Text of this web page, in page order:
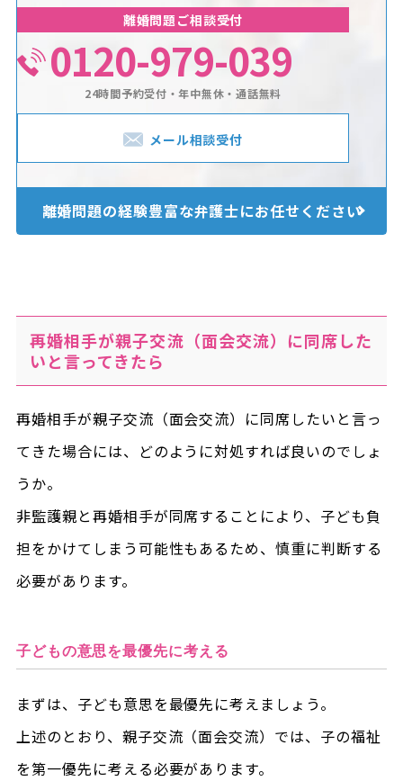
離婚問題ご相談受付
0120-979-039
24時間予約受付・年中無休・通話無料
メール相談受付
離婚問題の経験豊富な弁護士にお任せください
再婚相手が親子交流（面会交流）に同席した
いと言ってきたら
再婚相手が親子交流（面会交流）に同席したいと言っ
てきた場合には、どのように対処すれば良いのでしょ
うか。
非監護親と再婚相手が同席することにより、子ども負
担をかけてしまう可能性もあるため、慎重に判断する
必要があります。
子どもの意思を最優先に考える
まずは、子ども意思を最優先に考えましょう。
上述のとおり、親子交流（面会交流）では、子の福祉
を第一優先に考える必要があります。